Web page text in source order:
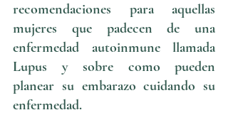
recomendaciones para aquellas
mujeres que padecen de una
enfermedad autoinmune llamada
Lupus y sobre como pueden
planear su embarazo cuidando su
enfermedad.